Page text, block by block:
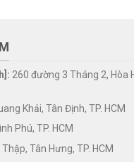
260 đường 3 Tháng 2, Hòa
Khải, Tân Định, TP. HCM
Phú, TP. HCM
Tân Hưng, TP. HCM